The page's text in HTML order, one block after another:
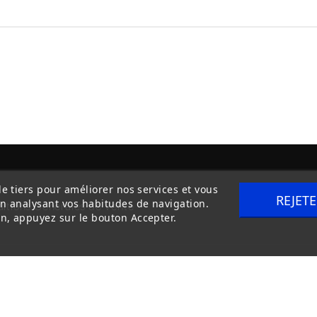
Générales de Vente Livraison
tiers pour améliorer nos services et vous
analysant vos habitudes de navigation.
appuyez sur le bouton Accepter.